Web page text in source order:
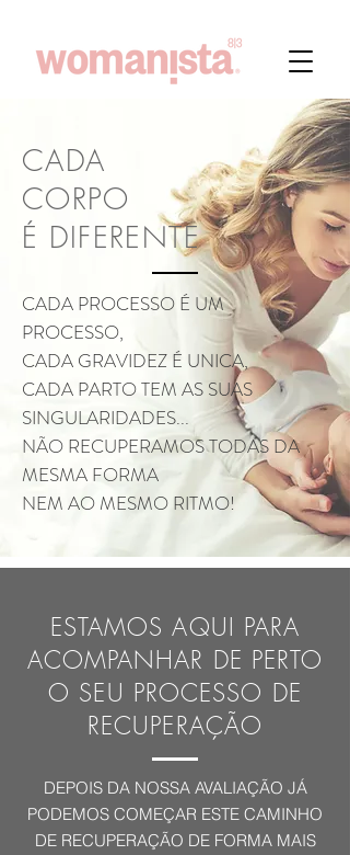
CADA
CORPO
É DIFERENTE
CADA PROCESSO É UM
PROCESSO,
CADA GRAVIDEZ É UNICA,
CADA PARTO TEM AS SUAS
SINGULARIDADES...
NÃO RECUPERAMOS TODAS DA
MESMA FORMA
NEM AO MESMO RITMO!
ESTAMOS AQUI PARA
ACOMPANHAR DE PERTO
O SEU PROCESSO DE
RECUPERAÇÃO
DEPOIS DA NOSSA AVALIAÇÃO JÁ
PODEMOS COMEÇAR ESTE CAMINHO
DE RECUPERAÇÃO DE FORMA MAIS